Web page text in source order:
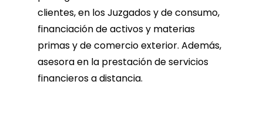
clientes, en los Juzgados y de consumo,
financiación de activos y materias
primas y de comercio exterior. Además,
asesora en la prestación de servicios
financieros a distancia.